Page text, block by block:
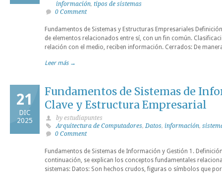
información, tipos de sistemas
0 Comment
Fundamentos de Sistemas y Estructuras Empresariales
de elementos relacionados entre sí, con un fin común.
relación con el medio, reciben información. Cerrados: De
Leer más →
21
DIC
2025
Fundamentos de Sistemas de
Clave y Estructura Empresarial
by estudiapuntes
Arquitectura de Computadores,Datos, información,
0 Comment
Fundamentos de Sistemas de Información y Gestión 1.
continuación, se explican los conceptos fundamentales
sistemas: Datos: Son hechos crudos, figuras o símbolos que